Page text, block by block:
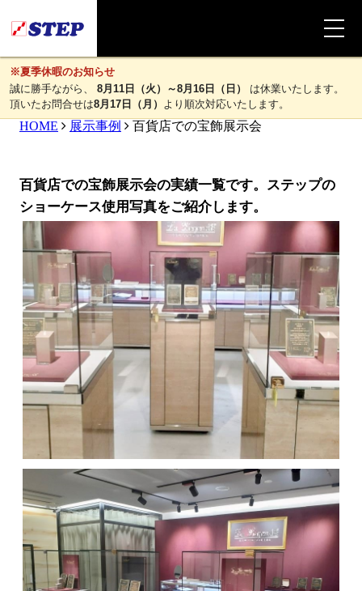
※夏季休暇のお知らせ
誠に勝手ながら、
8月11日（火）～8月16日（日） は休業いたします。
頂いたお問合せは8月17日（月） より順次対応いたします。
HOME 展示事例 百貨店での宝飾展示会
百貨店での宝飾展示会の実績一覧です。ステップの
ショーケース使用写真をご紹介します。